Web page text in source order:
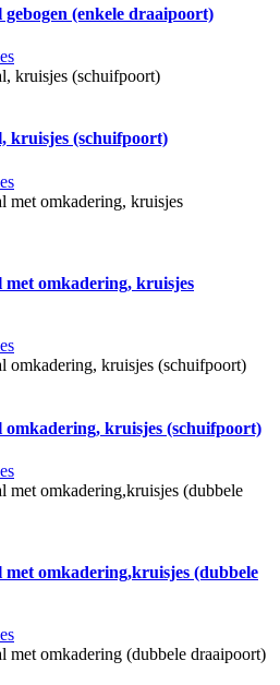
(enkele draaipoort)
kruisjes (schuifpoort)
omkadering, kruisjes
omkadering, kruisjes (schuifpoort)
omkadering,kruisjes (dubbele